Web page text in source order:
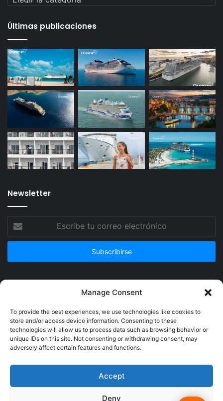
Manage Consent
To provide the best experiences, we use technologies like cookies to
store and/or access device information. Consenting to these
technologies will allow us to process data such as browsing behavior or
unique IDs on this site. Not consenting or withdrawing consent, may
adversely affect certain features and functions.
Accept
Deny
Últimas publicaciones
Newsletter
correo
© Copyright 2026, Todos los derechos reservados @Crucerum |